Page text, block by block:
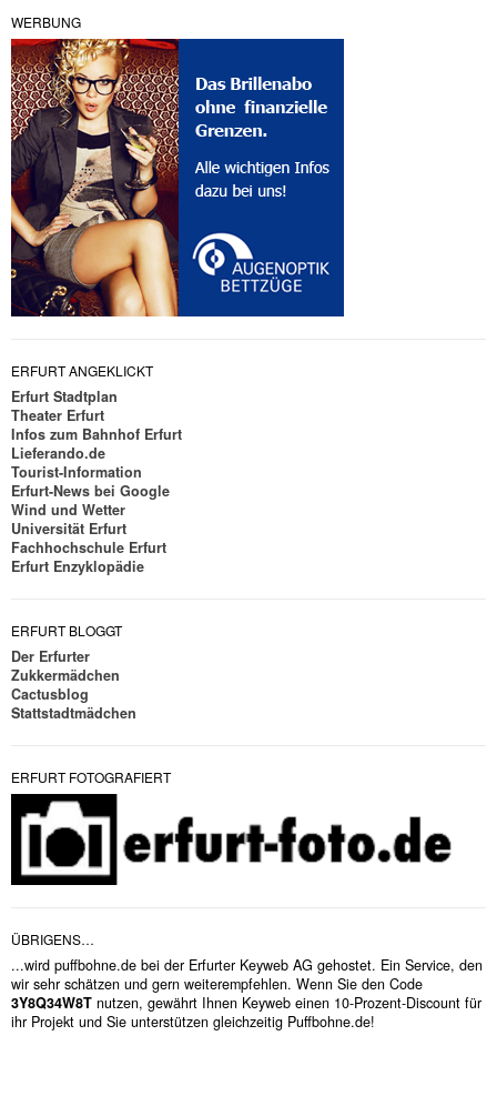
WERBUNG
ERFURT ANGEKLICKT
Erfurt Stadtplan
Theater Erfurt
Infos zum Bahnhof Erfurt
Lieferando.de
Tourist-Information
Erfurt-News bei Google
Wind und Wetter
Universität Erfurt
Fachhochschule Erfurt
Erfurt Enzyklopädie
ERFURT BLOGGT
Der Erfurter
Zukkermädchen
Cactusblog
Stattstadtmädchen
ERFURT FOTOGRAFIERT
ÜBRIGENS…
...wird puffbohne.de bei der Erfurter Keyweb AG gehostet. Ein Service, den
wir sehr schätzen und gern weiterempfehlen. Wenn Sie den Code
3Y8Q34W8T nutzen, gewährt Ihnen Keyweb einen 10-Prozent-Discount für
ihr Projekt und Sie unterstützen gleichzeitig Puffbohne.de!